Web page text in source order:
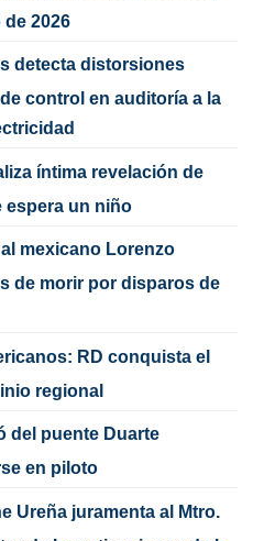
2026
detecta distorsiones
control en auditoría a la
íntima revelación de
espera un niño
mexicano Lorenzo
de morir por disparos de
RD conquista el
regional
del puente Duarte
en piloto
Ureña juramenta al Mtro.